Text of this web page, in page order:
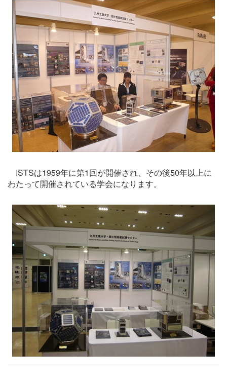
ISTSは1959年に第1回が開催され、その後50年以上に
わたって開催されている学会になります。